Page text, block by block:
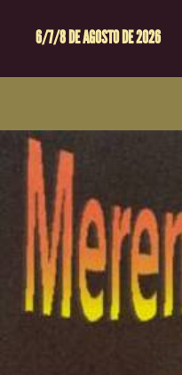
6/7/8 DE AGOSTO DE 2026